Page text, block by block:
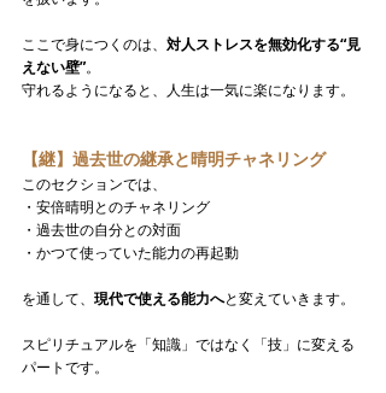
ここで身につくのは、 対人ストレスを無効化する“見
えない壁”。
守れるようになると、人生は一気に楽になります。
【継】過去世の継承と晴明チャネリング
このセクションでは、
・安倍晴明とのチャネリング
・過去世の自分との対面
・かつて使っていた能力の再起動
を通して、 現代で使える能力へと変えていきます。
スピリチュアルを「知識」ではなく「技」に変える
パートです。